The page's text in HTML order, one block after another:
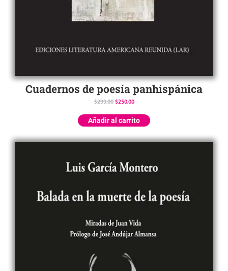
Cuadernos de poesía panhispánica
$299.00 $250.00
Añadir al carrito